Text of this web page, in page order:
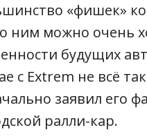
«фишек»
ним можно очень
будущих
с Extrem не всё
заявил его
ралли-кар.